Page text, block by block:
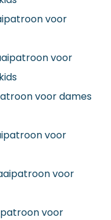
voor
voor
voor dames
voor
voor
voor